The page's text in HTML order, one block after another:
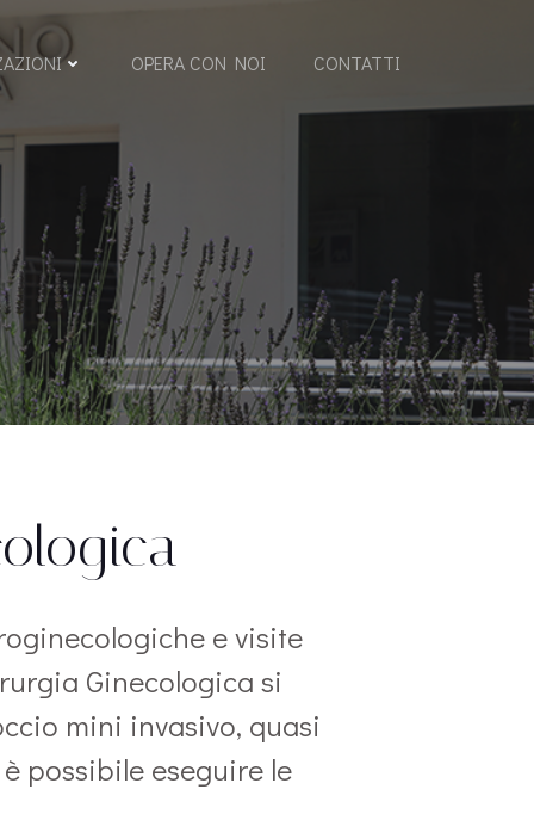
OPERA CON NOI CONTATTI
e visite
Ginecologica si
mini invasivo, quasi
possibile eseguire le